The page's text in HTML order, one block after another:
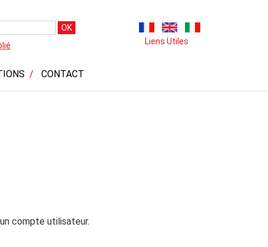
OK
Liens Utiles
CONTACT
compte utilisateur.